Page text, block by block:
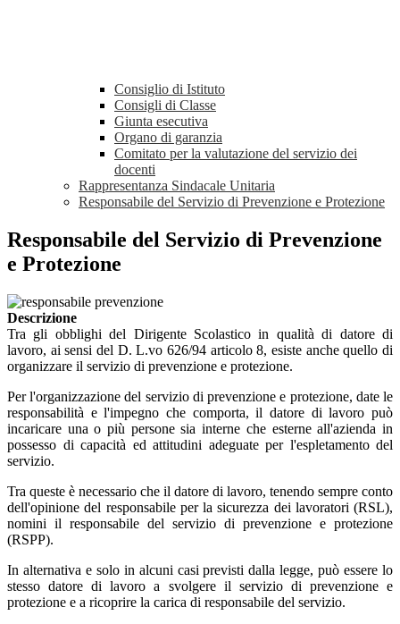
Consiglio di Istituto
Consigli di Classe
Giunta esecutiva
Organo di garanzia
Comitato per la valutazione del servizio dei
docenti
Rappresentanza Sindacale Unitaria
Responsabile del Servizio di Prevenzione e Protezione
Responsabile del Servizio di Prevenzione
e Protezione
Descrizione
Tra gli obblighi del Dirigente Scolastico in qualità di datore di
lavoro, ai sensi del D. L.vo 626/94 articolo 8, esiste anche quello di
organizzare il servizio di prevenzione e protezione.
Per l'organizzazione del servizio di prevenzione e protezione, date le
responsabilità e l'impegno che comporta, il datore di lavoro può
incaricare una o più persone sia interne che esterne all'azienda in
possesso di capacità ed attitudini adeguate per l'espletamento del
servizio.
Tra queste è necessario che il datore di lavoro, tenendo sempre conto
dell'opinione del responsabile per la sicurezza dei lavoratori (RSL),
nomini il responsabile del servizio di prevenzione e protezione
(RSPP).
In alternativa e solo in alcuni casi previsti dalla legge, può essere lo
stesso datore di lavoro a svolgere il servizio di prevenzione e
protezione e a ricoprire la carica di responsabile del servizio.